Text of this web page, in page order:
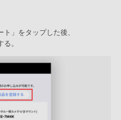
」をタップした後、
。